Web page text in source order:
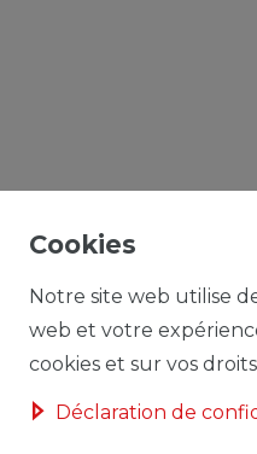
Cookies
Notre site web utilise
web et votre
cookies et sur vos
Déclaration de